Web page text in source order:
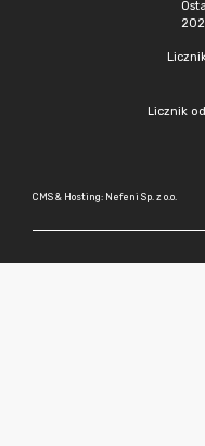
Licznik
CMS & Hosting: Nefeni Sp. z o.o.